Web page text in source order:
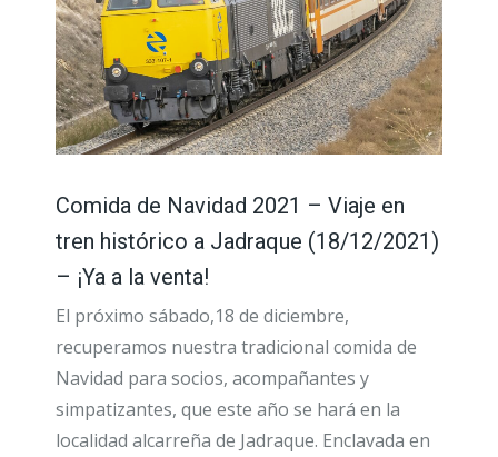
Comida de Navidad 2021 – Viaje en
tren histórico a Jadraque (18/12/2021)
– ¡Ya a la venta!
El próximo sábado,18 de diciembre,
recuperamos nuestra tradicional comida de
Navidad para socios, acompañantes y
simpatizantes, que este año se hará en la
localidad alcarreña de Jadraque. Enclavada en